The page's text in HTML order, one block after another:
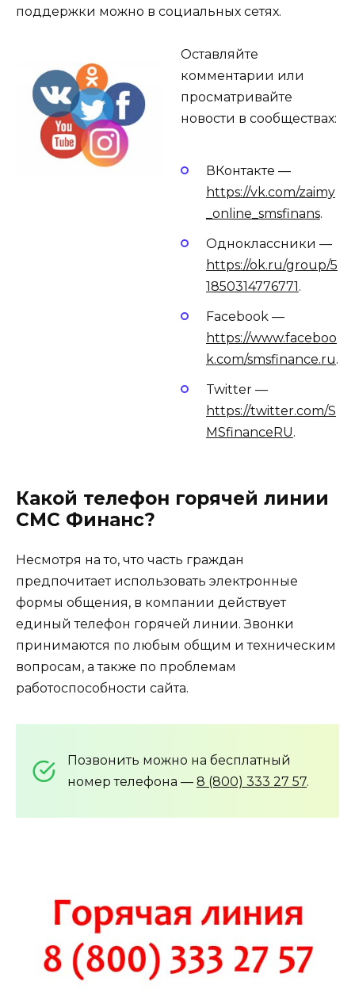
поддержки можно в социальных сетях.
Оставляйте
комментарии или
просматривайте
новости в сообществах:
ВКонтакте —
https://vk.com/zaimy
_online_smsfinans.
Одноклассники —
https://ok.ru/group/5
1850314776771.
Facebook —
https://www.faceboo
k.com/smsfinance.ru.
Twitter —
https://twitter.com/S
MSfinanceRU.
Какой телефон горячей линии
СМС Финанс?
Несмотря на то, что часть граждан
предпочитает использовать электронные
формы общения, в компании действует
единый телефон горячей линии. Звонки
принимаются по любым общим и техническим
вопросам, а также по проблемам
работоспособности сайта.
Позвонить можно на бесплатный
номер телефона — 8 (800) 333 27 57.